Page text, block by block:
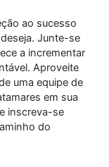
ao sucesso
Junte-se
a incrementar
Aproveite
uma equipe de
em sua
inscreva-se
do